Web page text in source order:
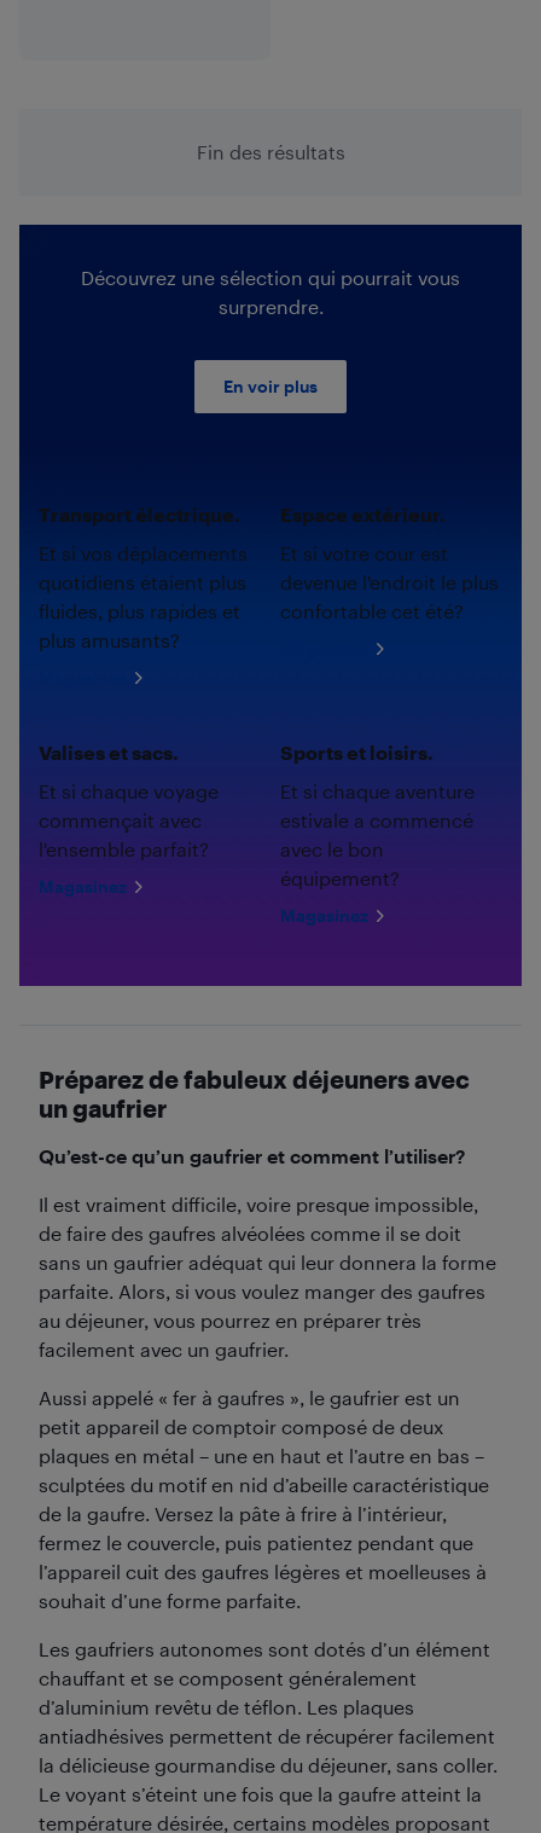
Fin des résultats
Découvrez une sélection qui pourrait vous
surprendre.
En voir plus
Transport électrique.
Et si vos déplacements
quotidiens étaient plus
fluides, plus rapides et
plus amusants?
Espace extérieur.
Et si votre cour est
devenue l'endroit le plus
confortable cet été?
Valises et sacs.
Et si chaque voyage
commençait avec
l'ensemble parfait?
Magasinez
Sports et loisirs.
Et si chaque aventure
estivale a commencé
avec le bon
équipement?
Magasinez
Préparez de fabuleux déjeuners avec
un gaufrier
Qu’est-ce qu’un gaufrier et comment l’utiliser?
Il est vraiment difficile, voire presque impossible,
de faire des gaufres alvéolées comme il se doit
sans un gaufrier adéquat qui leur donnera la forme
parfaite. Alors, si vous voulez manger des gaufres
au déjeuner, vous pourrez en préparer très
facilement avec un gaufrier.
Aussi appelé « fer à gaufres », le gaufrier est un
petit appareil de comptoir composé de deux
plaques en métal – une en haut et l’autre en bas –
sculptées du motif en nid d’abeille caractéristique
de la gaufre. Versez la pâte à frire à l’intérieur,
fermez le couvercle, puis patientez pendant que
l’appareil cuit des gaufres légères et moelleuses à
souhait d’une forme parfaite.
Les gaufriers autonomes sont dotés d’un élément
chauffant et se composent généralement
d’aluminium revêtu de téflon. Les plaques
antiadhésives permettent de récupérer facilement
la délicieuse gourmandise du déjeuner, sans coller.
Le voyant s’éteint une fois que la gaufre atteint la
température désirée, certains modèles proposant